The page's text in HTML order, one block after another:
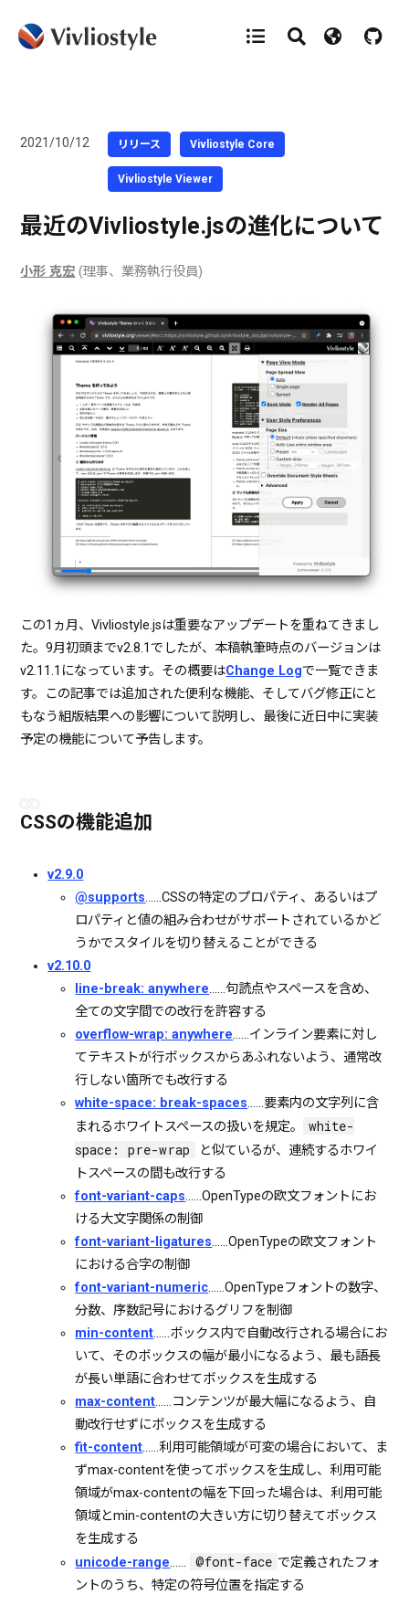
2021/10/12 リリース Vivliostyle Core
Vivliostyle Viewer
最近のVivliostyle.jsの進化について
小形 克宏 (理事、業務執行役員)
この1ヵ月、Vivliostyle.jsは重要なアップデートを重ねてきまし
た。9月初頭までv2.8.1でしたが、本稿執筆時点のバージョンは
v2.11.1になっています。その概要はChange Logで一覧できま
す。この記事では追加された便利な機能、そしてバグ修正にと
もなう組版結果への影響について説明し、最後に近日中に実装
予定の機能について予告します。
CSSの機能追加
v2.9.0
@supports……CSSの特定のプロパティ、あるいはプ
ロパティと値の組み合わせがサポートされているかど
うかでスタイルを切り替えることができる
v2.10.0
line-break: anywhere……句読点やスペースを含め、
全ての文字間での改行を許容する
overflow-wrap: anywhere……インライン要素に対し
てテキストが行ボックスからあふれないよう、通常改
行しない箇所でも改行する
white-space: break-spaces……要素内の文字列に含
まれるホワイトスペースの扱いを規定。
white-
space: pre-wrap
と似ているが、連続するホワイ
トスペースの間も改行する
font-variant-caps……OpenTypeの欧文フォントにお
ける大文字関係の制御
font-variant-ligatures……OpenTypeの欧文フォント
における合字の制御
font-variant-numeric……OpenTypeフォントの数字、
分数、序数記号におけるグリフを制御
min-content……ボックス内で自動改行される場合にお
いて、そのボックスの幅が最小になるよう、最も語長
が長い単語に合わせてボックスを生成する
max-content……コンテンツが最大幅になるよう、自
動改行せずにボックスを生成する
fit-content……利用可能領域が可変の場合において、ま
ずmax-contentを使ってボックスを生成し、利用可能
領域がmax-contentの幅を下回った場合は、利用可能
領域とmin-contentの大きい方に切り替えてボックス
を生成する
unicode-range…… @font-face で定義されたフォ
ントのうち、特定の符号位置を指定する